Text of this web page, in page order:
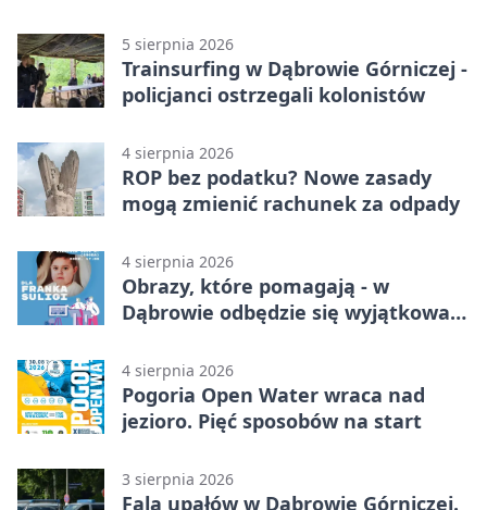
5 sierpnia 2026
Trainsurfing w Dąbrowie Górniczej -
policjanci ostrzegali kolonistów
4 sierpnia 2026
ROP bez podatku? Nowe zasady
mogą zmienić rachunek za odpady
4 sierpnia 2026
Obrazy, które pomagają - w
Dąbrowie odbędzie się wyjątkowa
4 sierpnia 2026
Pogoria Open Water wraca nad
jezioro. Pięć sposobów na start
3 sierpnia 2026
Fala upałów w Dąbrowie Górniczej.